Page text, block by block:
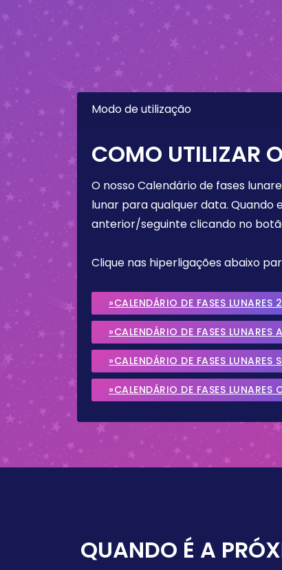
Modo de utilização
COMO UTILIZAR
O nosso Calendário de fases
lunar para qualquer data. Quando
anterior/seguinte clicando no
Clique nas hiperligações abaixo
»CALENDÁRIO DE FASES LUNARES
»CALENDÁRIO DE FASES
»CALENDÁRIO DE FASES LUNARES
»CALENDÁRIO DE FASES
QUANDO É A